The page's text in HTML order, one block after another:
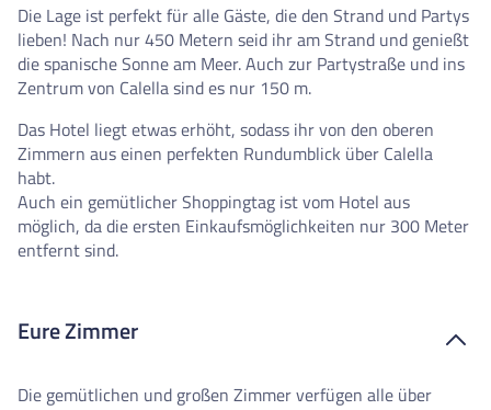
Die Lage ist perfekt für alle Gäste, die den Strand und Partys
lieben! Nach nur 450 Metern seid ihr am Strand und genießt
die spanische Sonne am Meer. Auch zur Partystraße und ins
Zentrum von Calella sind es nur 150 m.
Das Hotel liegt etwas erhöht, sodass ihr von den oberen
Zimmern aus einen perfekten Rundumblick über Calella
habt.
Auch ein gemütlicher Shoppingtag ist vom Hotel aus
möglich, da die ersten Einkaufsmöglichkeiten nur 300 Meter
entfernt sind.
Eure Zimmer
Die gemütlichen und großen Zimmer verfügen alle über